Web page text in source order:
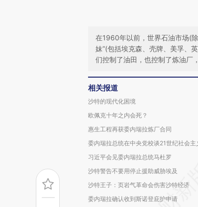
在1960年以前，世界石油市场(
妹”(包括埃克森、壳牌、美孚、
们控制了油田，也控制了炼油厂
相关报道
沙特的现代化困境
欧佩克十年之内会死？
惠生工程再获委内瑞拉炼厂合同
委内瑞拉总统在中央党校谈21世纪社会主
习近平会见委内瑞拉总统马杜罗
沙特警告不要用停止援助威胁埃及
沙特王子：页岩气革命会伤害沙特经济
委内瑞拉确认收到斯诺登庇护申请